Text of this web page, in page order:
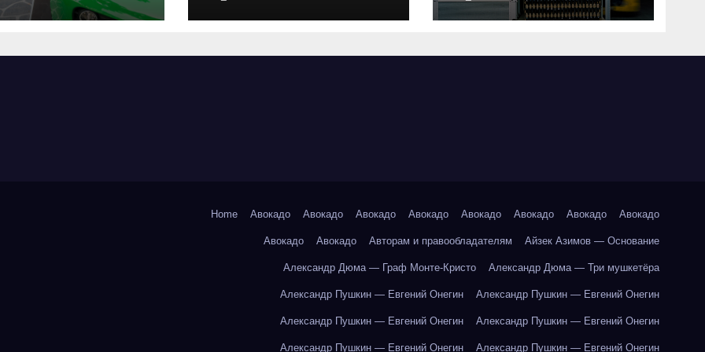
запчастей и
выполнения работ
критерии подбора
Home Авокадо Авокадо Авокадо Авокадо Авокадо Авокадо Авокадо Авокадо
Авокадо Авокадо Авторам и правообладателям Айзек Азимов — Основание
Александр Дюма — Граф Монте-Кристо Александр Дюма — Три мушкетёра
Александр Пушкин — Евгений Онегин Александр Пушкин — Евгений Онегин
Александр Пушкин — Евгений Онегин Александр Пушкин — Евгений Онегин
Александр Пушкин — Евгений Онегин Александр Пушкин — Евгений Онегин